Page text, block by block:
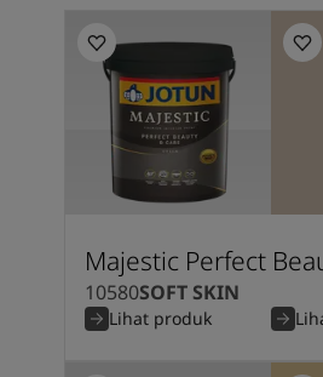
Majestic Perfect
10580SOFT SKIN
Lihat produk